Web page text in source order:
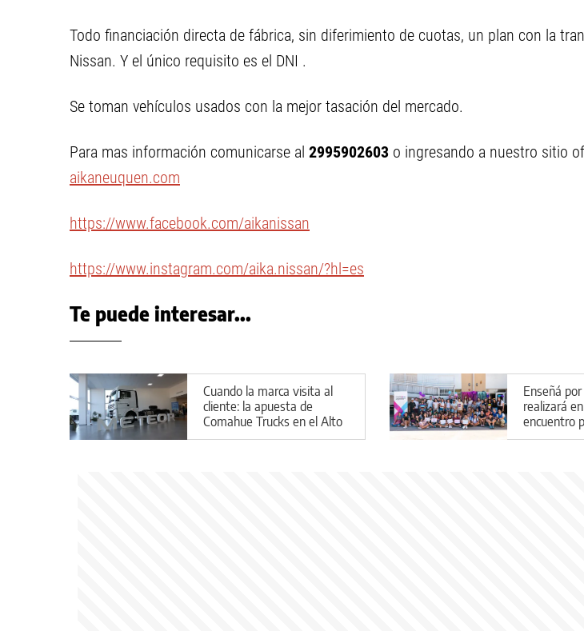
Todo financiación directa de fábrica, sin diferimiento de cuotas, un plan con la
Nissan. Y el único requisito es el DNI .
Se toman vehículos usados con la mejor tasación del mercado.
Para mas información comunicarse al 2995902603 o ingresando a nuestro sitio
aikaneuquen.com
https://www.facebook.com/aikanissan
https://www.instagram.com/aika.nissan/?hl=es
Te puede interesar...
Cuando la marca visita al
cliente: la apuesta de
Comahue Trucks en el Alto
Valle
Enseñá
realizará
encuentro
su impacto